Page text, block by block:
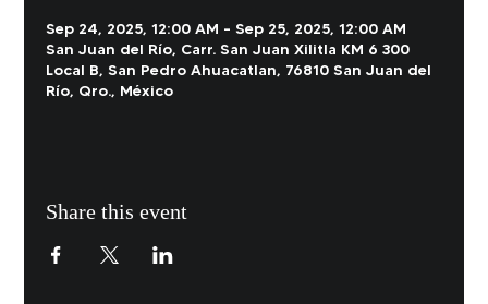
Sep 24, 2025, 12:00 AM – Sep 25, 2025, 12:00 AM
San Juan del Río, Carr. San Juan Xilitla KM 6 300
Local B, San Pedro Ahuacatlan, 76810 San Juan del
Río, Qro., México
Share this event